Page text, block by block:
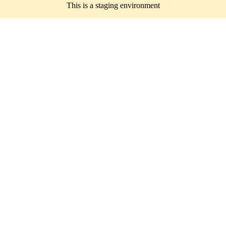
This is a staging environment